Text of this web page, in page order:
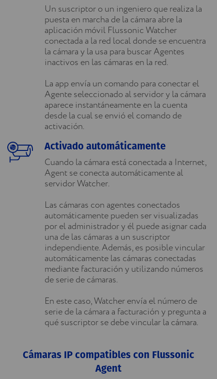
Un suscriptor o un ingeniero que realiza la
puesta en marcha de la cámara abre la
aplicación móvil Flussonic Watcher
conectada a la red local donde se encuentra
la cámara y la usa para buscar Agentes
inactivos en las cámaras en la red.
La app envía un comando para conectar el
Agente seleccionado al servidor y la cámara
aparece instantáneamente en la cuenta
desde la cual se envió el comando de
activación.
Activado automáticamente
Cuando la cámara está conectada a Internet,
Agent se conecta automáticamente al
servidor Watcher.
Las cámaras con agentes conectados
automáticamente pueden ser visualizadas
por el administrador y él puede asignar cada
una de las cámaras a un suscriptor
independiente. Además, es posible vincular
automáticamente las cámaras conectadas
mediante facturación y utilizando números
de serie de cámaras.
En este caso, Watcher envía el número de
serie de la cámara a facturación y pregunta a
qué suscriptor se debe vincular la cámara.
Cámaras IP compatibles con Flussonic
Agent